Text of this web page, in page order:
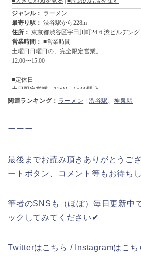
関連ランキング： ラーメン |渋谷駅 、神泉駅
ーーー
最後までお読み頂きありがとうご
ートボタン、コメント等もお待ち
筆者のSNSも（ほぼ）毎日更新中
ックしてみてください✔︎
Twitterはこちら / Instagramは こち